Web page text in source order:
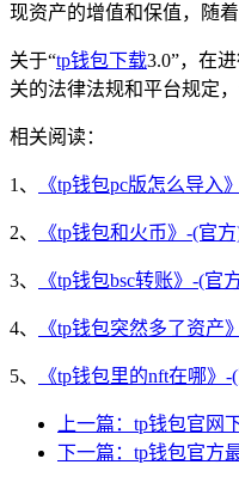
现资产的增值和保值，随
关于“tp钱包下载3.0”，在
关的法律法规和平台规定
相关阅读：
1、 《tp钱包pc版怎么导入
2、 《tp钱包和火币》-(官
3、 《tp钱包bsc转账》-(官
4、 《tp钱包突然多了资产
5、 《tp钱包里的nft在哪》
上一篇：tp钱包官网
下一篇：tp钱包官方